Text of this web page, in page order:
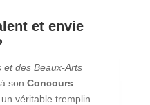
et envie
et des Beaux-Arts
son Concours
véritable tremplin